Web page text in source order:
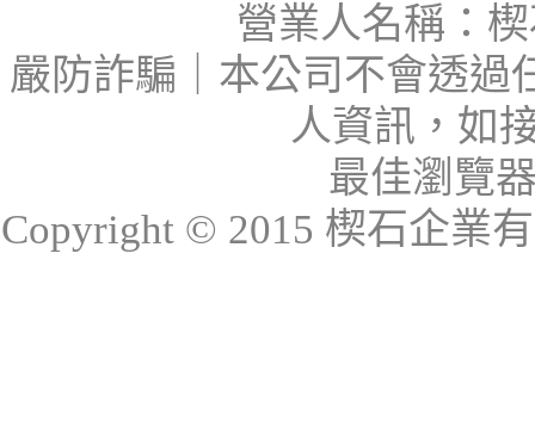
營業人名稱：
嚴防詐騙｜本公司不會透過
人資訊，如
最佳瀏覽
Copyright © 2015 楔石企業